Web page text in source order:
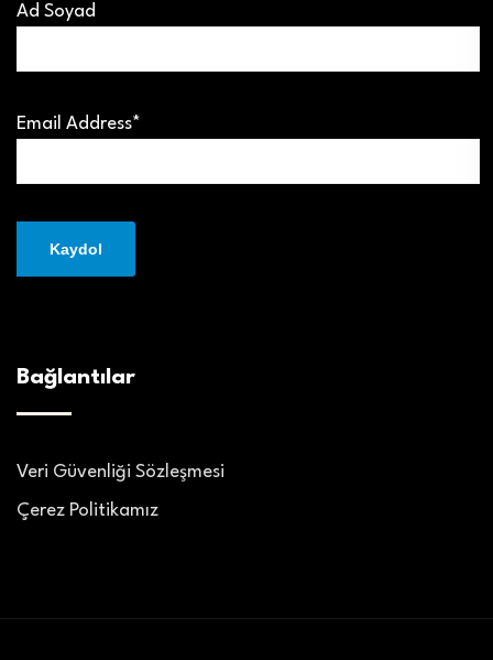
Ad Soyad
Email Address*
Bağlantılar
Veri Güvenliği Sözleşmesi
Çerez Politikamız